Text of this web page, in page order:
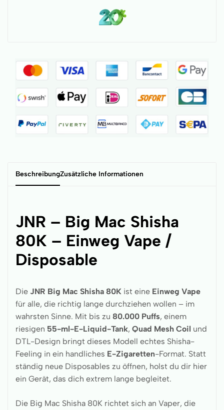
BeschreibungZusätzliche Informationen
JNR – Big Mac Shisha
80K – Einweg Vape /
Disposable
Die JNR Big Mac Shisha 80K ist eine Einweg Vape
für alle, die richtig lange durchziehen wollen – im
wahrsten Sinne. Mit bis zu 80.000 Puffs, einem
riesigen 55-ml-E-Liquid-Tank, Quad Mesh Coil und
DTL-Design bringt dieses Modell echtes Shisha-
Feeling in ein handliches E-Zigaretten-Format. Statt
ständig neue Disposables zu öffnen, holst du dir hier
ein Gerät, das dich extrem lange begleitet.
Die Big Mac Shisha 80K richtet sich an Vaper, die